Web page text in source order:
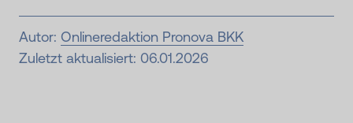
Autor: Onlineredaktion Pronova BKK
Zuletzt aktualisiert: 06.01.2026